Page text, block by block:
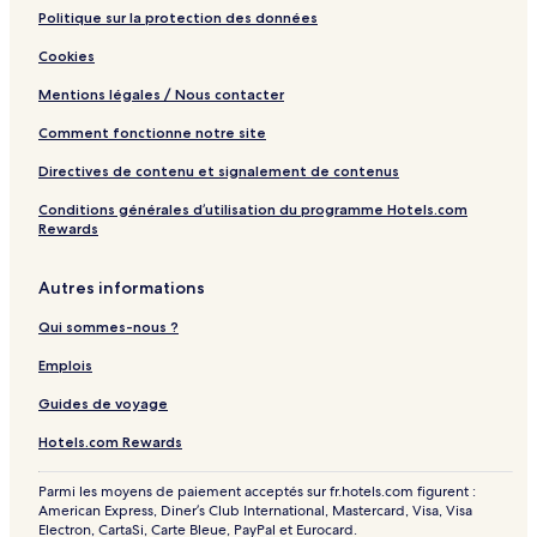
A
n
n
g
Politique sur la protection des données
Cookies
Mentions légales / Nous contacter
Comment fonctionne notre site
Directives de contenu et signalement de contenus
Conditions générales d’utilisation du programme Hotels.com
Rewards
Autres informations
Qui sommes-nous ?
Emplois
Guides de voyage
Hotels.com Rewards
Parmi les moyens de paiement acceptés sur fr.hotels.com figurent :
American Express, Diner’s Club International, Mastercard, Visa, Visa
Electron, CartaSi, Carte Bleue, PayPal et Eurocard.